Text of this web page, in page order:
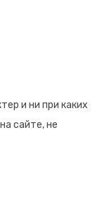
и ни при каких
сайте, не